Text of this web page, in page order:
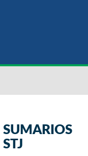
SUMARIOS
STJ